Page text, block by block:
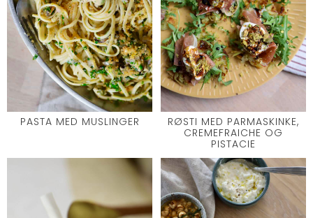
PASTA MED MUSLINGER
RØSTI MED PARMASKINKE,
CREMEFRAICHE OG
PISTACIE